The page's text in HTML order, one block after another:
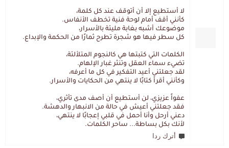
لا أستطيع إلا أن أتوقف عند كل كلمة،
كأنني أقف أمام لوحة فنية تخطف الأنفاس.
موضوعك أشبه بغابة مليئة بالأسرار،
كل سطر فيها هو شجرة تطرح ثمارًا من الحكمة والإبداع.
الكلمات التي كتبتها هي كالنجوم المتلألئة،
تضيء سماء العقل وتنثر غبار الإلهام.
لقد جعلتني أعيد التفكير في كل ما أعرفه،
وكأنني أقرأ كتابًا لا ينتهي من الحكايات والأسرار.
عفواً عزيزي، لن أستطيع أن أصف مدى تأثري،
فقد جعلتني أعيش في حالة من الانبهار والدهشة.
دعني أرحل وأنا أحمل في قلبي إعجابًا لا ينتهي،
لأنك بكل بساطة... ساحر الكلمات.
أترك ردا